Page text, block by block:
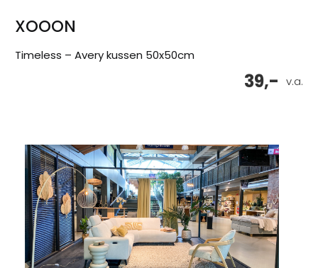
XOOON
Timeless – Avery kussen 50x50cm
v.a.
39,-